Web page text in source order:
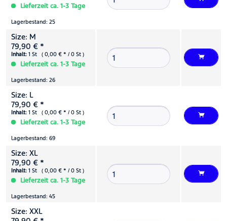
Lieferzeit ca. 1-3 Tage
Lagerbestand: 25
Size: M
79,90 € *
Inhalt: 1 St ( 0,00 € * / 0 St )
Lieferzeit ca. 1-3 Tage
Lagerbestand: 26
Size: L
79,90 € *
Inhalt: 1 St ( 0,00 € * / 0 St )
Lieferzeit ca. 1-3 Tage
Lagerbestand: 69
Size: XL
79,90 € *
Inhalt: 1 St ( 0,00 € * / 0 St )
Lieferzeit ca. 1-3 Tage
Lagerbestand: 45
Size: XXL